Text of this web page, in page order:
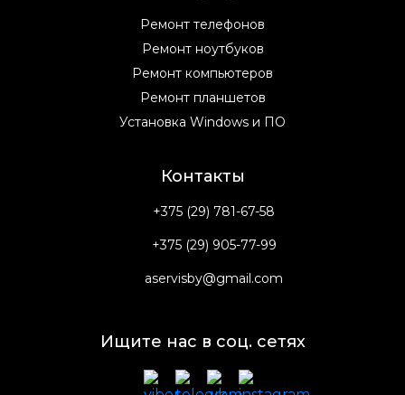
Ремонт телефонов
Ремонт ноутбуков
Ремонт компьютеров
Ремонт планшетов
Установка Windows и ПО
Контакты
+375 (29) 781-67-58
+375 (29) 905-77-99
aservisby@gmail.com
Ищите нас в соц. сетях